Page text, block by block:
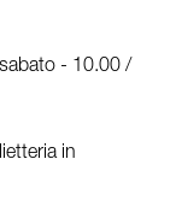
- 10.00 /
in